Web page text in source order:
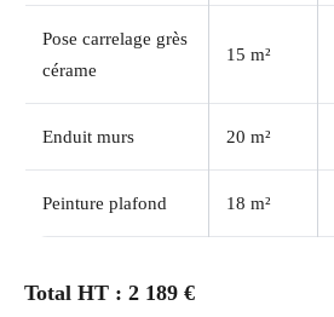
Pose carrelage grès
cérame
15 m²
Enduit murs 20 m²
Peinture plafond 18 m²
Total HT : 2 189 €